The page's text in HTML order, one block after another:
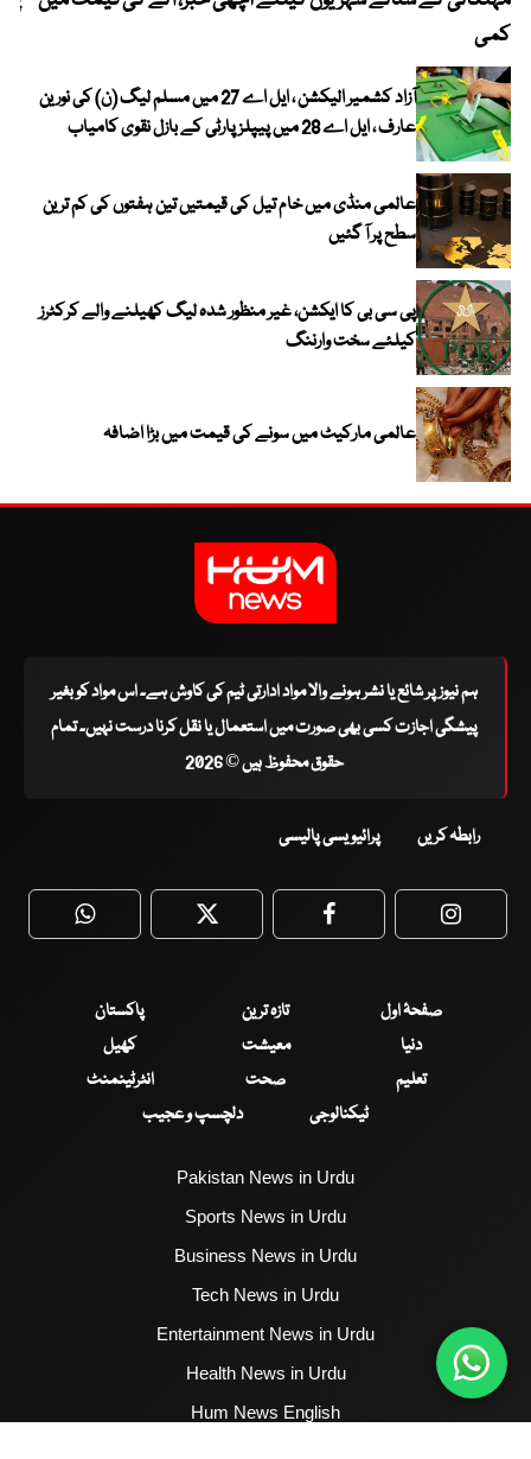
کمی
آزاد کشمیر الیکشن ، ایل اے 27 میں مسلم لیگ (ن) کی نورین
عارف ، ایل اے 28 میں پیپلز پارٹی کے بازل نقوی کامیاب
عالمی منڈی میں خام تیل کی قیمتیں تین ہفتوں کی کم ترین
سطح پر آ گئیں
پی سی بی کا ایکشن، غیر منظور شدہ لیگ کھیلنے والے کرکٹرز
کیلئے سخت وارننگ
عالمی مارکیٹ میں سونے کی قیمت میں بڑا اضافہ
ہم نیوز پر شائع یا نشر ہونے والا مواد ادارتی ٹیم کی کاوش ہے۔ اس مواد کو بغیر
پیشگی اجازت کسی بھی صورت میں استعمال یا نقل کرنا درست نہیں۔ تمام
حقوق محفوظ ہیں © 2026
رابطہ کریں پرائیویسی پالیسی
WhatsApp Twitter Facebook
صفحۂ اول تازہ ترین
پاکستان
دنیا
معیشت
کھیل
تعلیم
صحت
انٹرٹینمنٹ
ٹیکنالوجی
دلچسپ و عجیب
Pakistan News in Urdu
Sports News in Urdu
Business News in Urdu
Tech News in Urdu
Entertainment News in Urdu
Health News in Urdu
Hum News English